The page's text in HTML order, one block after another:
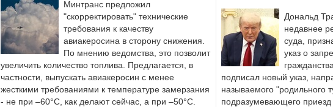
Минтранс предложил
"скорректировать" технические
требования к качеству
авиакеросина в сторону снижения.
По мнению ведомства, это позволит
увеличить количество топлива. Предлагается, в
частности, выпускать авиакеросин с менее
жесткими требованиями к температуре замерзания
- не при –60°C, как делают сейчас, а при –50°C.
Дональд
недавнее
суда,
указ о
подписал новый указ,
называемого "родильного
подразумевающего